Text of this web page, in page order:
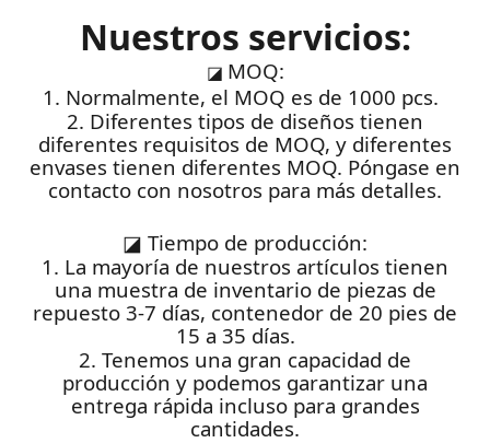
Nuestros servicios:
◪ MOQ:
1. Normalmente, el MOQ es de 1000 pcs.
2. Diferentes tipos de diseños tienen
diferentes requisitos de MOQ, y diferentes
envases tienen diferentes MOQ. Póngase en
contacto con nosotros para más detalles.
◪ Tiempo de producción:
1. La mayoría de nuestros artículos tienen
una muestra de inventario de piezas de
repuesto 3-7 días, contenedor de 20 pies de
15 a 35 días.
2. Tenemos una gran capacidad de
producción y podemos garantizar una
entrega rápida incluso para grandes
cantidades.